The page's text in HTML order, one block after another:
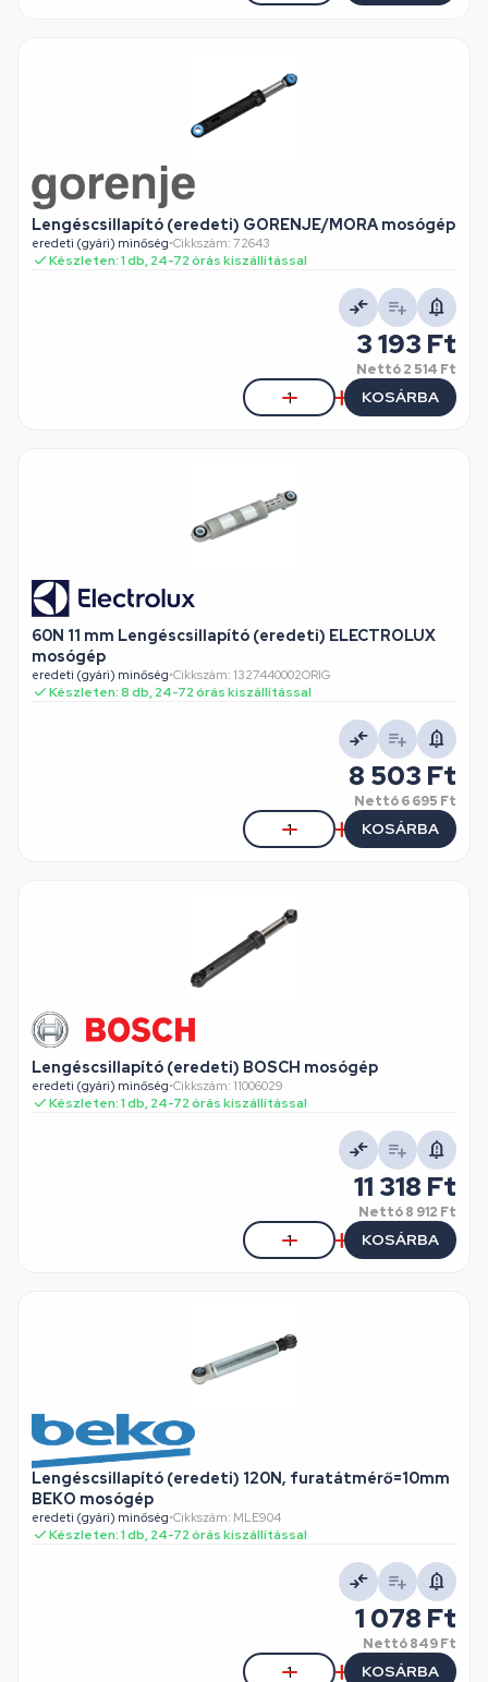
Lengéscsillapító (eredeti) GORENJE/MORA mosógép
eredeti (gyári) minőség•Cikkszám: 72643
Készleten: 1 db, 24-72 órás kiszállítással
3 193 Ft
Nettó2 514 Ft
KOSÁRBA
60N 11 mm Lengéscsillapító (eredeti) ELECTROLUX
mosógép
eredeti (gyári) minőség•Cikkszám: 1327440002ORIG
Készleten: 8 db, 24-72 órás kiszállítással
8 503 Ft
Nettó6 695 Ft
KOSÁRBA
Lengéscsillapító (eredeti) BOSCH mosógép
eredeti (gyári) minőség•Cikkszám: 11006029
Készleten: 1 db, 24-72 órás kiszállítással
11 318 Ft
Nettó8 912 Ft
KOSÁRBA
Lengéscsillapító (eredeti) 120N, furatátmérő=10mm
BEKO mosógép
eredeti (gyári) minőség•Cikkszám: MLE904
Készleten: 1 db, 24-72 órás kiszállítással
1 078 Ft
Nettó849 Ft
KOSÁRBA